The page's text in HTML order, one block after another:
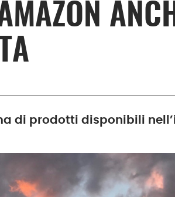
di prodotti disponibili